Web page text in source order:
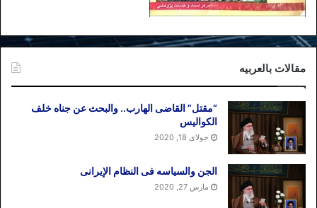
مقالات بالعربیه
“مقتل” القاضی الهارب.. والبحث عن جناه خلف
الکوالیس
جولای 18, 2020
الجن والسیاسه فی النظام اﻹیرانی
مارس 27, 2020